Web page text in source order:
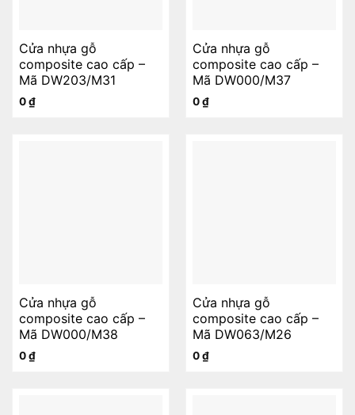
Cửa nhựa gỗ
composite cao cấp –
Mã DW203/M31
0₫
Cửa nhựa gỗ
composite cao cấp –
Mã DW000/M37
0₫
Cửa nhựa gỗ
composite cao cấp –
Mã DW000/M38
0₫
Cửa nhựa gỗ
composite cao cấp –
Mã DW063/M26
0₫